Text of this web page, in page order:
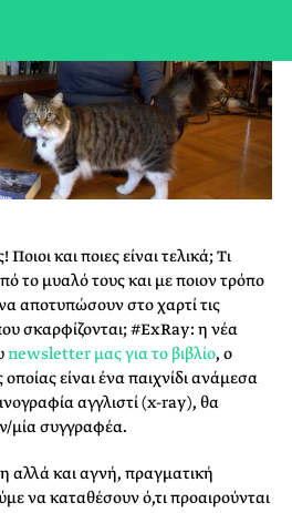
Ποιοι και ποιες είναι τελικά; Τι
το μυαλό τους και με ποιον τρόπο
αποτυπώσουν στο χαρτί τις
σκαρφίζονται; #ExRay: η νέα
newsletter μας για το βιβλίο, ο
οποίας είναι ένα παιχνίδι ανάμεσα
αγγλιστί (x-ray), θα
μία συγγραφέα.
αλλά και αγνή, πραγματική
να καταθέσουν ό,τι προαιρούνται